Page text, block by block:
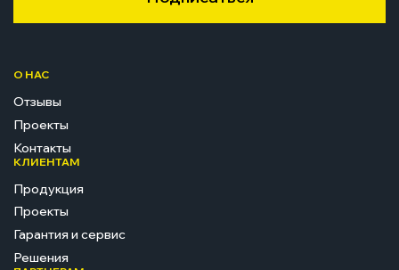
О НАС
Отзывы
Проекты
Контакты
КЛИЕНТАМ
Продукция
Проекты
Гарантия и сервис
Решения